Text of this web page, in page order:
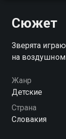
Сюжет
Зверята
на
Жанр
Детские
Страна
Словакия